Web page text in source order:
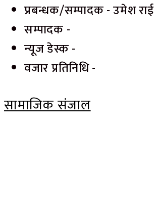
प्रबन्धक/सम्पादक - उमेश राई
सम्पादक -
न्यूज डेस्क -
वजार प्रतिनिधि -
सामाजिक संजाल